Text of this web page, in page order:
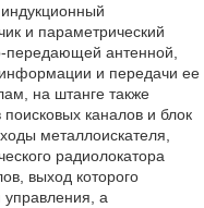
и параметрический
антенной,
и передачи ее
на штанге также
каналов и блок
металлоискателя,
радиолокатора
выход которого
управления, а